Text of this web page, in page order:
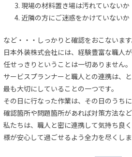
現場の材料置き場は汚れていないか
近隣の方にご迷惑をかけていないか
など・・・しっかりと確認をおこないます
日本外装株式会社には、経験豊富な職人
任せっきりということは一切ありません。
サービスプランナーと職人との連携は、
最も大切にしていることの一つです。
その日に行なった作業は、その日のうち
確認箇所や問題箇所があれば対策方法な
私たちは、職人と密に連携して気持ち良
様が安心して過ごせるよう全力を尽くしま